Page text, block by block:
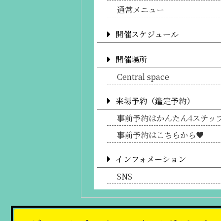
通常メニュー
開催スケジュール
開催場所
Central space
来場予約（鑑定予約）
事前予約はかんたん4ステ
事前予約はこちらから♥
インフォメーション
SNS